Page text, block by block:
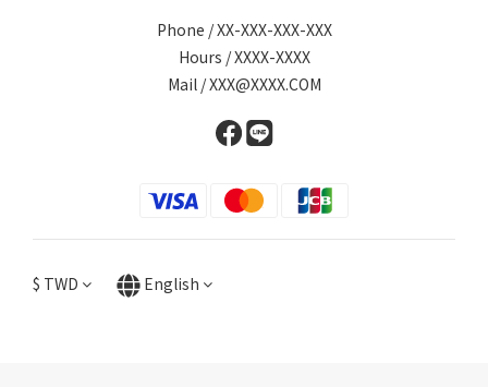
Phone / XX-XXX-XXX-XXX
Hours / XXXX-XXXX
Mail / XXX@XXXX.COM
$ TWD English